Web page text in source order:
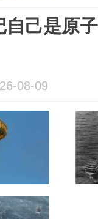
自己是原
08-09